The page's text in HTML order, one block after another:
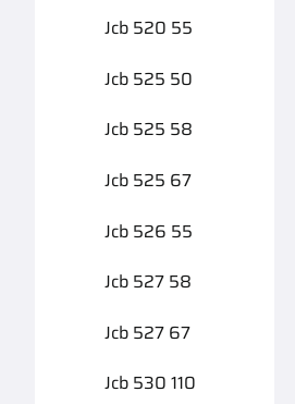
Jcb 520 55
Jcb 525 50
Jcb 525 58
Jcb 525 67
Jcb 526 55
Jcb 527 58
Jcb 527 67
Jcb 530 110